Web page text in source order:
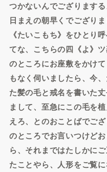
つかないんでござります
日まえの朝早くでござり
《たいこもち》をひとり
てな、こちらの四《よ》
のところにお座敷をかけ
もなく伺いましたら、今
た髪の毛と戒名を書いた
まして、至急にこの毛を
えろ、とのおことばでご
のところでお言いつけど
ら、それまではたしかに
たことやら、人形をご覧